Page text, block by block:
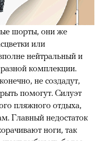
шорты, они же
или
нейтральный и
комплекции.
не создадут,
помогут. Силуэт
пляжного отдыха,
Главный недостаток
ноги, так